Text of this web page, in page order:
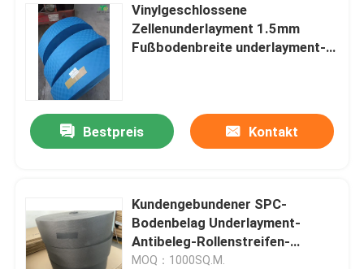
Vinylgeschlossene
Zellenunderlayment 1.5mm
Fußbodenbreite underlayment-
Bestpreis Kontakt
Kundengebundener SPC-
Bodenbelag Underlayment-
Antibeleg-Rollenstreifen-
Vinylboden lag zugrunde
MOQ：1000SQ.M.